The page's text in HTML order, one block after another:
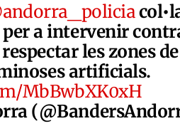
a intervenir
les zones
artificials.
MbBwbXK0xH